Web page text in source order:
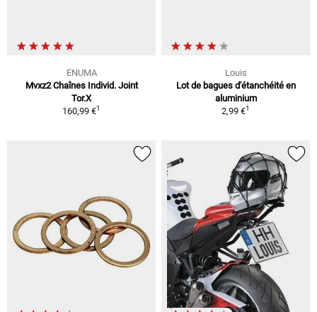
ENUMA
Mvxz2 Chaînes Individ. Joint
Tor.X
160,99 €1
Louis
Lot de bagues d'étanchéité en
aluminium
2,99 €1